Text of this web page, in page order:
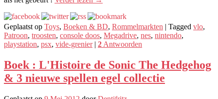
Geplaatst op Toys, Boeken & BD, Rommelmarkten | Tagged vlo,
Patroon, troosten, console doos, Megadrive, nes, nintendo,
playstation, psx, vide-grenier | 2 Antwoorden
Boek : L'Histoire de Sonic The Hedgehog
& 3 nieuwe spellen egel collectie